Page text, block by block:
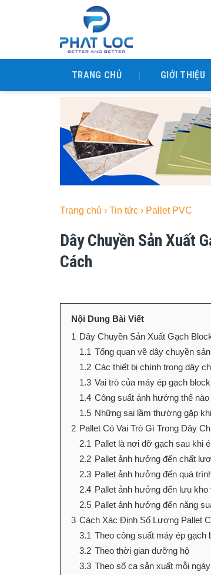
TRANG CHỦ GIỚI THIỆU
Trang chủ › Tin tức › Pallet PVC
Dây Chuyền Sản Xuất
Cách
Nội Dung Bài Viết
1 Dây Chuyền Sản Xuất Gạch
1.1 Tổng quan về dây chuyền
1.2 Các thiết bị chính trong dây
1.3 Vai trò của máy ép gạch block
1.4 Công suất ảnh hưởng thế
1.5 Những sai lầm thường gặp
2 Pallet Có Vai Trò Gì Trong Dây
2.1 Pallet là nơi đỡ gạch sau khi
2.2 Pallet ảnh hưởng đến chất
2.3 Pallet ảnh hưởng đến quá
2.4 Pallet ảnh hưởng đến lưu
2.5 Pallet ảnh hưởng đến năng
3 Cách Xác Định Số Lượng Pallet
3.1 Theo công suất máy ép gạch
3.2 Theo thời gian dưỡng hộ
3.3 Theo số ca sản xuất mỗi ngày